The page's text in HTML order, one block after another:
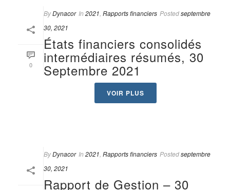
0
ByDynacor In 2021 Rapports financiers Postedseptembre
30, 2021
États financiers consolidés
intermédiaires résumés, 30
Septembre 2021
VOIR PLUS
ByDynacor In 2021 Rapports financiers Postedseptembre
30, 2021
Rapport de Gestion – 30